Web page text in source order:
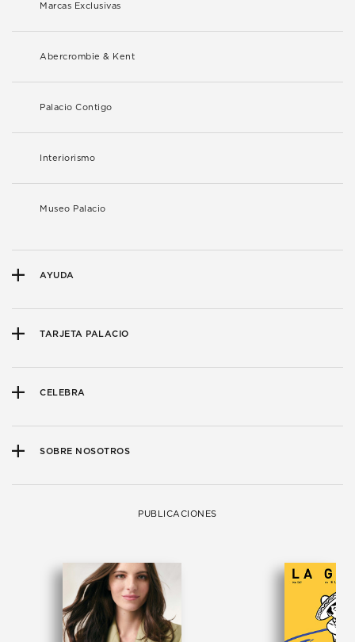
Marcas Exclusivas
Abercrombie & Kent
Palacio Contigo
Interiorismo
Museo Palacio
AYUDA
TARJETA PALACIO
CELEBRA
SOBRE NOSOTROS
PUBLICACIONES